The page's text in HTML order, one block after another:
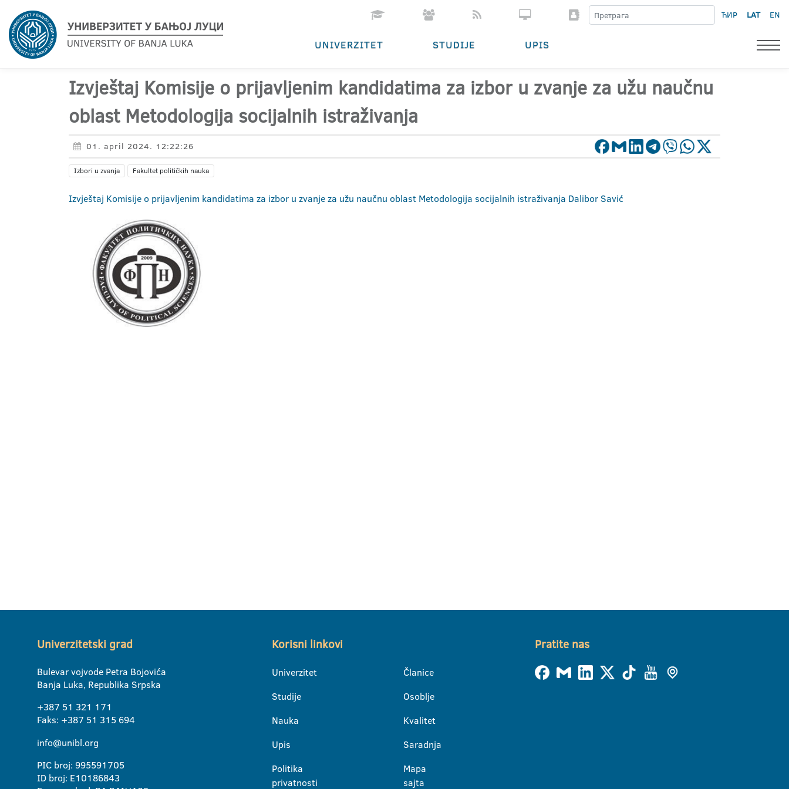
ЋИР LAT EN
UNIVERZITET STUDIJE UPIS
Izvještaj Komisije o prijavljenim kandidatima za izbor u zvanje za užu naučnu
oblast Metodologija socijalnih istraživanja
01. april 2024. 12:22:26
Izbori u zvanja Fakultet političkih nauka
Izvještaj Komisije o prijavljenim kandidatima za izbor u zvanje za užu naučnu oblast Metodologija socijalnih istraživanja Dalibor Savić
Univerzitetski grad
Bulevar vojvode Petra Bojovića
Banja Luka, Republika Srpska
+387 51 321 171
Faks: +387 51 315 694
info@unibl.org
PIC broj: 995591705
ID broj: E10186843
Korisni linkovi
Univerzitet
Studije
Nauka
Upis
Politika
privatnosti
Članice
Osoblje
Kvalitet
Saradnja
Mapa
sajta
Pratite nas